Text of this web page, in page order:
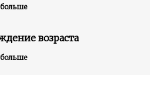
возраста